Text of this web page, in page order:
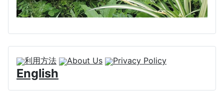
利用方法 About Us Privacy Policy
English